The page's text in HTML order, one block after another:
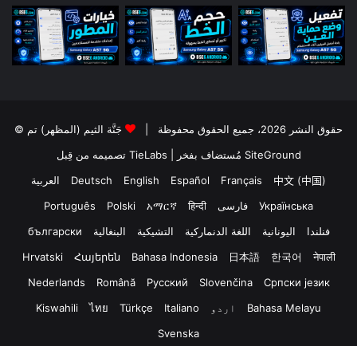
© حقوق النشر 2026، جميع الحقوق محفوظة |
جَنَّة الثيم (المظهر) تم
تصميمه من قِبل TieLabs
SiteGround
العربية
Deutsch English Español Français
中文 (中国)
Português
Polski አማርኛ हिन्दी فارسی
Українська
български
البنغالية التشيكية اللغة الدنماركية اليونانية
فنلندا
Hrvatski
Հայերեն Bahasa Indonesia 日本語 한국어
नेपाली
Nederlands
Română Русский Slovenčina
Српски језик
Kiswahili
ไทย Türkçe Italiano اردو
Bahasa Melayu
Svenska